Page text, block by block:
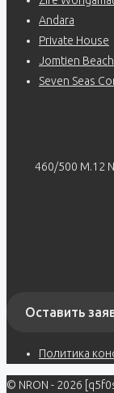
Andara
Private House
Jomtien
Seven Seas
460/500 M.12
Оставить
Политика
© NRON - 2026